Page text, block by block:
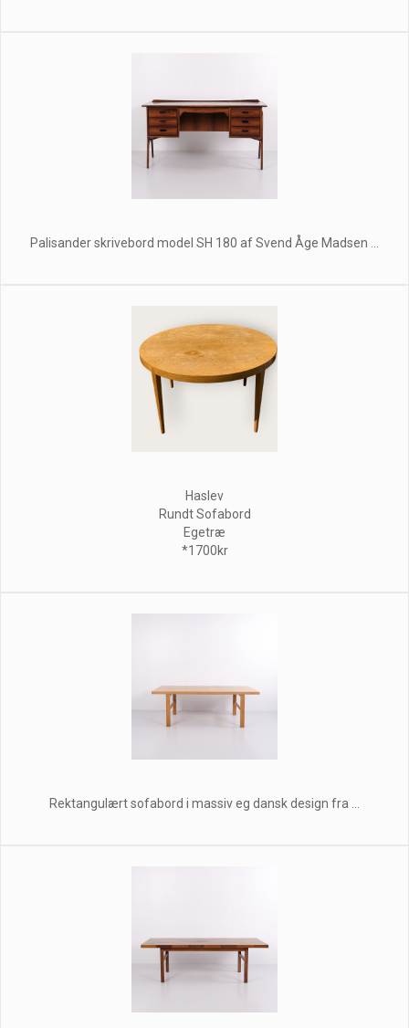
Palisander skrivebord model SH 180 af Svend Åge Madsen ...
Haslev
Rundt Sofabord
Egetræ
*1700kr
Rektangulært sofabord i massiv eg dansk design fra ...